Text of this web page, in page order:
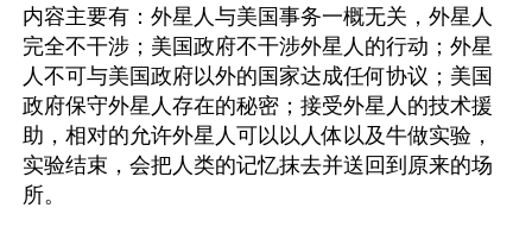
内容主要有：外星人与美国事务一概无关，外星人
完全不干涉；美国政府不干涉外星人的行动；外星
人不可与美国政府以外的国家达成任何协议；美国
政府保守外星人存在的秘密；接受外星人的技术援
助，相对的允许外星人可以以人体以及牛做实验，
实验结束，会把人类的记忆抹去并送回到原来的场
所。